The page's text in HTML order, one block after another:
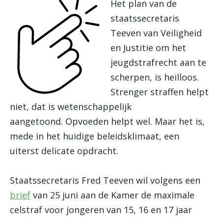
Het plan van de
staatssecretaris
Teeven van Veiligheid
en Justitie om het
jeugdstrafrecht aan te
scherpen, is heilloos.
Strenger straffen helpt
niet, dat is wetenschappelijk
aangetoond. Opvoeden helpt wel. Maar het is,
mede in het huidige beleidsklimaat, een
uiterst delicate opdracht.
Staatssecretaris Fred Teeven wil volgens een
brief van 25 juni aan de Kamer de maximale
celstraf voor jongeren van 15, 16 en 17 jaar